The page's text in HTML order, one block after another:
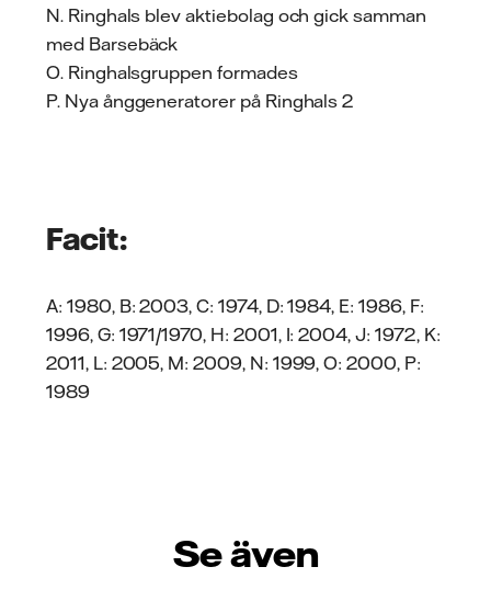
N. Ringhals blev aktiebolag och gick samman
med Barsebäck
O. Ringhalsgruppen formades
P. Nya ånggeneratorer på Ringhals 2
Facit:
A: 1980, B: 2003, C: 1974, D: 1984, E: 1986, F:
1996, G: 1971/1970, H: 2001, I: 2004, J: 1972, K:
2011, L: 2005, M: 2009, N: 1999, O: 2000, P:
1989
Se även